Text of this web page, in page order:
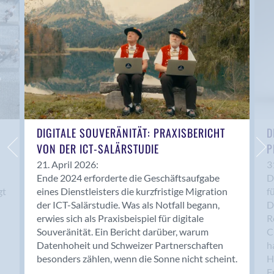
Anwil
Appenzell
Au SG
Baar
Baden
Balsthal
Balzers
Basel
Bassersdorf
Belp
Bendern
Benken (SG)
Bergdietikon
Berlin
Bern
Bern - Liebefeld
DIGITALE SOUVERÄNITÄT: PRAXISBERICHT
VON DER ICT-SALÄRSTUDIE
21. April 2026:
Ende 2024 erforderte die Geschäftsaufgabe
eines Dienstleisters die kurzfristige Migration
der ICT-Salärstudie. Was als Notfall begann,
erwies sich als Praxisbeispiel für digitale
Souveränität. Ein Bericht darüber, warum
Datenhoheit und Schweizer Partnerschaften
besonders zählen, wenn die Sonne nicht scheint.